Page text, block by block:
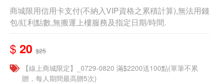
商城限用信用卡支付(不納入VIP資格之累積計算),無法用錢
包/紅利點數,無搬運上樓服務及指定日期/時間.
$ 20 $25
【線上商城限定】_0729-0820 滿$2200送100點(單筆不累
贈，每人期間最高贈5次)